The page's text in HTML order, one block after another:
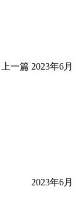
上一篇 2023年6月
2023年6月